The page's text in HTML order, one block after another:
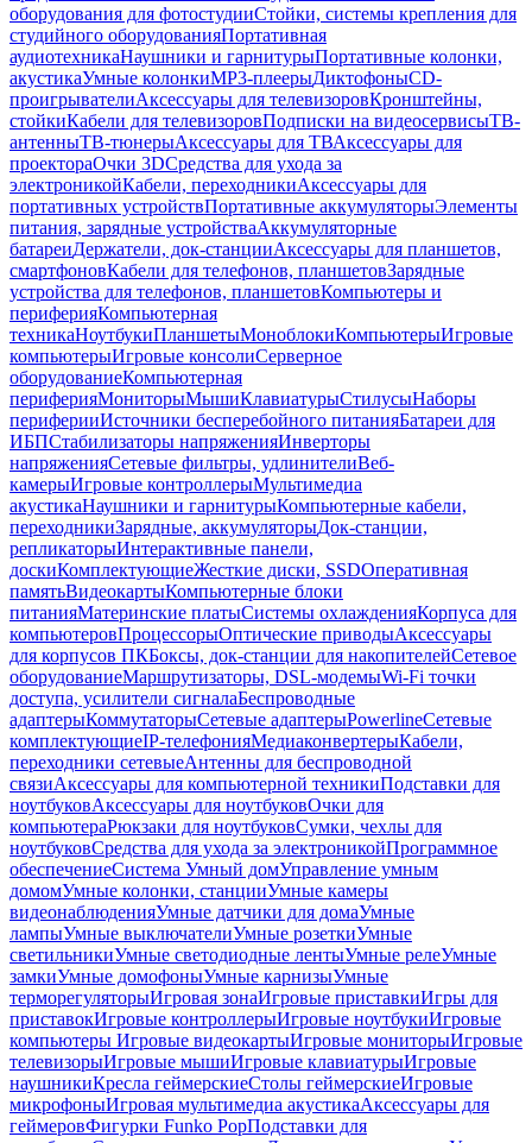
оборудования для фотостудииСтойки, системы крепления для
студийного оборудованияПортативная
аудиотехникаНаушники и гарнитурыПортативные колонки,
акустикаУмные колонкиMP3-плеерыДиктофоныCD-
проигрывателиАксессуары для телевизоровКронштейны,
стойкиКабели для телевизоровПодписки на видеосервисыТВ-
антенныТВ-тюнерыАксессуары для ТВАксессуары для
проектораОчки 3DСредства для ухода за
электроникойКабели, переходникиАксессуары для
портативных устройствПортативные аккумуляторыЭлементы
питания, зарядные устройстваАккумуляторные
батареиДержатели, док-станцииАксессуары для планшетов,
смартфоновКабели для телефонов, планшетовЗарядные
устройства для телефонов, планшетовКомпьютеры и
периферияКомпьютерная
техникаНоутбукиПланшетыМоноблокиКомпьютерыИгровые
компьютерыИгровые консолиСерверное
оборудованиеКомпьютерная
периферияМониторыМышиКлавиатурыСтилусыНаборы
периферииИсточники бесперебойного питанияБатареи для
ИБПСтабилизаторы напряженияИнверторы
напряженияСетевые фильтры, удлинителиВеб-
камерыИгровые контроллерыМультимедиа
акустикаНаушники и гарнитурыКомпьютерные кабели,
переходникиЗарядные, аккумуляторыДок-станции,
репликаторыИнтерактивные панели,
доскиКомплектующиеЖесткие диски, SSDОперативная
памятьВидеокартыКомпьютерные блоки
питанияМатеринские платыСистемы охлажденияКорпуса для
компьютеровПроцессорыОптические приводыАксессуары
для корпусов ПКБоксы, док-станции для накопителейСетевое
оборудованиеМаршрутизаторы, DSL-модемыWi-Fi точки
доступа, усилители сигналаБеспроводные
адаптерыКоммутаторыСетевые адаптерыPowerlineСетевые
комплектующиеIP-телефонияМедиаконвертерыКабели,
переходники сетевыеАнтенны для беспроводной
связиАксессуары для компьютерной техникиПодставки для
ноутбуковАксессуары для ноутбуковОчки для
компьютераРюкзаки для ноутбуковСумки, чехлы для
ноутбуковСредства для ухода за электроникойПрограммное
обеспечениеСистема Умный домУправление умным
домомУмные колонки, станцииУмные камеры
видеонаблюденияУмные датчики для домаУмные
лампыУмные выключателиУмные розеткиУмные
светильникиУмные светодиодные лентыУмные релеУмные
замкиУмные домофоныУмные карнизыУмные
терморегуляторыИгровая зонаИгровые приставкиИгры для
приставокИгровые контроллерыИгровые ноутбукиИгровые
компьютеры Игровые видеокартыИгровые мониторыИгровые
телевизорыИгровые мышиИгровые клавиатурыИгровые
наушникиКресла геймерскиеСтолы геймерскиеИгровые
микрофоныИгровая мультимедиа акустикаАксессуары для
геймеровФигурки Funko PopПодставки для